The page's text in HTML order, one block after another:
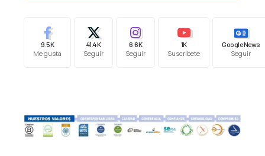
9.5K
Me gusta
41.4K
Seguir
6.6K
Seguir
1K
Suscríbete
Google News
Seguir